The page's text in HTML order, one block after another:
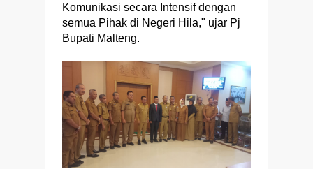
Komunikasi secara Intensif dengan
semua Pihak di Negeri Hila," ujar Pj
Bupati Malteng.